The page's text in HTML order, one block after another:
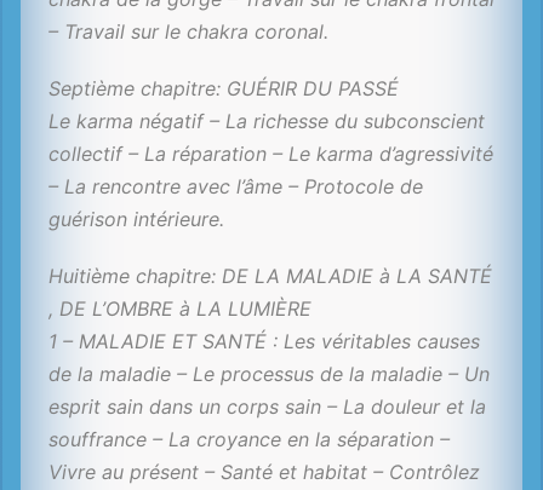
– Travail sur le chakra coronal.
Septième chapitre: GUÉRIR DU PASSÉ
Le karma négatif – La richesse du subconscient
collectif – La réparation – Le karma d’agressivité
– La rencontre avec l’âme – Protocole de
guérison intérieure.
Huitième chapitre: DE LA MALADIE à LA SANTÉ
, DE L’OMBRE à LA LUMIÈRE
1 – MALADIE ET SANTÉ : Les véritables causes
de la maladie – Le processus de la maladie – Un
esprit sain dans un corps sain – La douleur et la
souffrance – La croyance en la séparation –
Vivre au présent – Santé et habitat – Contrôlez